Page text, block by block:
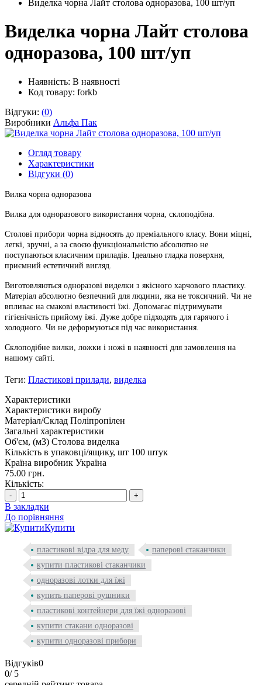
Виделка чорна Лайт столова одноразова, 100 шт/уп
Виделка чорна Лайт столова
одноразова, 100 шт/уп
Наявність: В наявності
Код товару: forkb
Відгуки: (0)
Виробники Альфа Пак
Огляд товару
Характеристики
Відгуки (0)
Вилка чорна одноразова
Вилка для одноразового використання чорна, склоподібна.
Столові прибори чорна відносять до преміального класу. Вони міцні,
легкі, зручні, а за своєю функціональністю абсолютно не
поступаються класичним приладів. Ідеально гладка поверхня,
приємний естетичний вигляд.
Виготовляються одноразові виделки з якісного харчового пластику.
Матеріал абсолютно безпечний для людини, яка не токсичний. Чи не
впливає на смакові властивості їжі. Допомагає підтримувати
гігієнічність прийому їжі. Дуже добре підходять для гарячого і
холодного. Чи не деформуються під час використання.
Склоподібне вилки, ложки і ножі в наявності для замовлення на
нашому сайті.
Теги: Пластикові прилади, виделка
Характеристики
Характеристики виробу
Матеріал/Склад Поліпропілен
Загальні характеристики
Об'єм, (м3) Столова виделка
Кількість в упаковці/ящику, шт 100 штук
Країна виробник Україна
75.00 грн.
Кількість:
- +
В закладки
До порівняння
Купити
пластикові відра для меду
паперові стаканчики
купити пластикові стаканчики
одноразові лотки для їжі
купить паперові рушники
пластикові контейнери для їжі одноразові
купити стакани одноразові
купити одноразові прибори
Відгуків0
0/ 5